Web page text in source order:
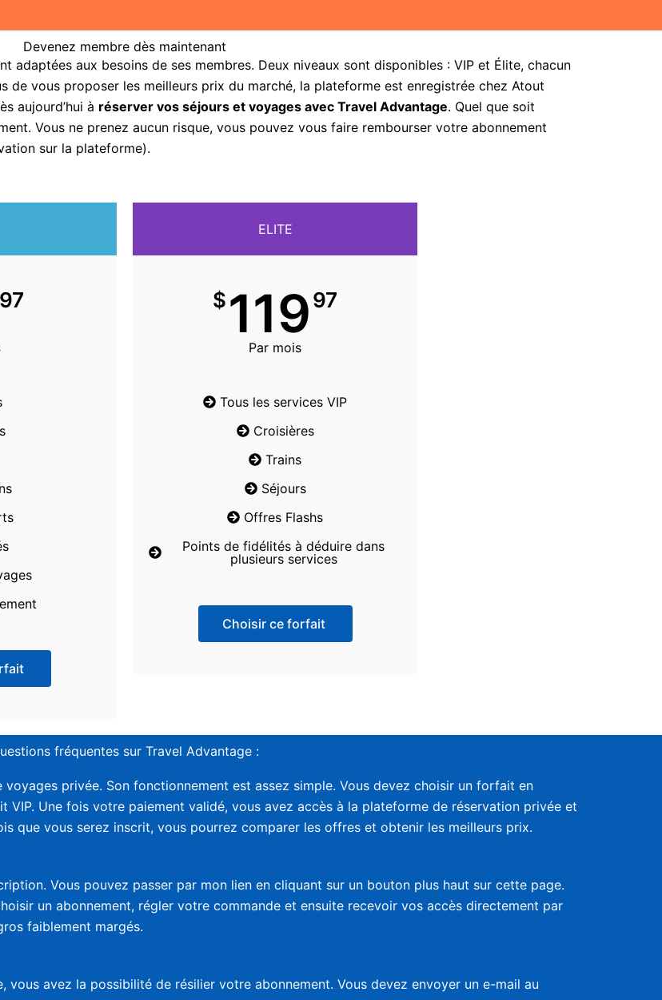
Devenez membre dès maintenant
adaptées aux besoins de ses membres. Deux niveaux sont disponibles : VIP et Élite, chacun
de vous proposer les meilleurs prix du marché, la plateforme est enregistrée chez Atout
aujourd’hui à réserver vos séjours et voyages avec Travel Advantage. Quel que soit
Vous ne prenez aucun risque, vous pouvez vous faire rembourser votre abonnement
sur la plateforme).
97
ELITE
$11997
Par mois
Tous les services VIP
Croisières
Trains
Séjours
Offres Flashs
Points de fidélités à déduire dans
plusieurs services
Choisir ce forfait
fréquentes sur Travel Advantage :
privée. Son fonctionnement est assez simple. Vous devez choisir un forfait en
Une fois votre paiement validé, vous avez accès à la plateforme de réservation privée et
que vous serez inscrit, vous pourrez comparer les offres et obtenir les meilleurs prix.
Vous pouvez passer par mon lien en cliquant sur un bouton plus haut sur cette page.
un abonnement, régler votre commande et ensuite recevoir vos accès directement par
faiblement margés.
avez la possibilité de résilier votre abonnement. Vous devez envoyer un e-mail au